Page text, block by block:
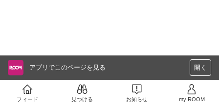
アプリでこのページを見る 開く
フィード 見つける お知らせ my ROOM